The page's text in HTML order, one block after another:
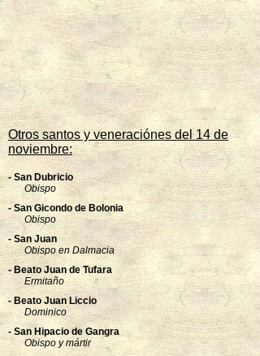
Otros santos y veneraciónes del 14 de
noviembre:
- San Dubricio
Obispo
- San Gicondo de Bolonia
Obispo
- San Juan
Obispo en Dalmacia
- Beato Juan de Tufara
Ermitaño
- Beato Juan Liccio
Dominico
- San Hipacio de Gangra
Obispo y mártir